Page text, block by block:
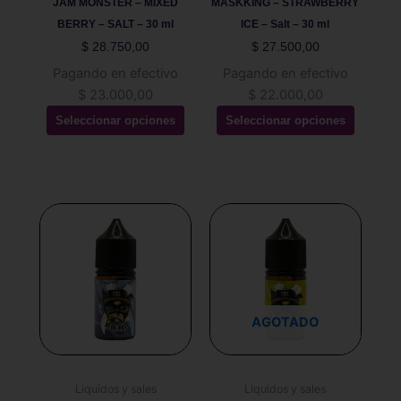
BERRY – SALT – 30 ml
$ 28.750,00
Pagando en efectivo
$ 23.000,00
Seleccionar opciones
en
la
de
producto
ICE – Salt – 30 ml
$ 27.500,00
Pagando en efectivo
$ 22.000,00
Seleccionar opciones
en
la
de
producto
Liquidos y sales
producto
múltiples
variantes.
Las
opciones
pueden
AGOTADO
Liquidos y sales
producto
múltiples
variantes.
Las
pueden